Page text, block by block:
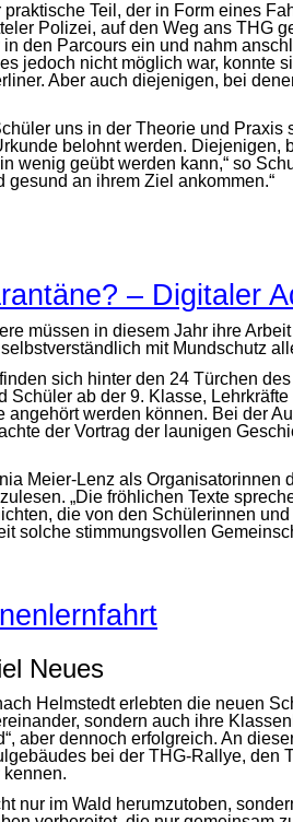
Teil, der in Form eines
Polizei, auf den Weg ans THG
den Parcours ein und nahm
jedoch nicht möglich war,
Aber auch diejenigen, bei
uns in der Theorie und
belohnt werden.
wenig geübt werden kann,“ so
an ihrem Ziel ankommen.“
– Digitaler
müssen in diesem Jahr ihre
mit Mundschutz
sich hinter den 24 Türchen
Schüler ab der 9. Klasse,
werden können. Bei der
der Vortrag der launigen
Meier-Lenz als
„Die fröhlichen Texte
die von den Schülerinnen
solche stimmungsvollen
Neues
Helmstedt erlebten die neuen
sondern auch ihre
aber dennoch erfolgreich. An
bei der THG-Rallye,
nur im Wald herumzutoben,